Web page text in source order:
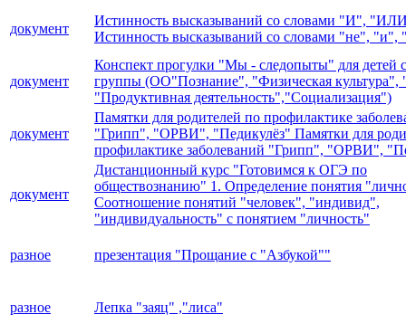
документ
Истинность высказываний со словами "И",
Истинность высказываний со словами "не", "и",
документ
Конспект прогулки "Мы - следопыты" для детей
группы (ОО"Познание", "Физическая культура",
"Продуктивная деятельность","Социализация")
документ
Памятки для родителей по профилактике
"Грипп", "ОРВИ", "Педикулёз" Памятки для
профилактике заболеваний "Грипп", "ОРВИ",
документ
Дистанционный курс "Готовимся к ОГЭ по
обществознанию" 1. Определение понятия
Соотношение понятий "человек", "индивид",
"индивидуальность" с понятием "личность"
разное презентация "Прощание с "Азбукой""
разное Лепка "заяц" ,"лиса"